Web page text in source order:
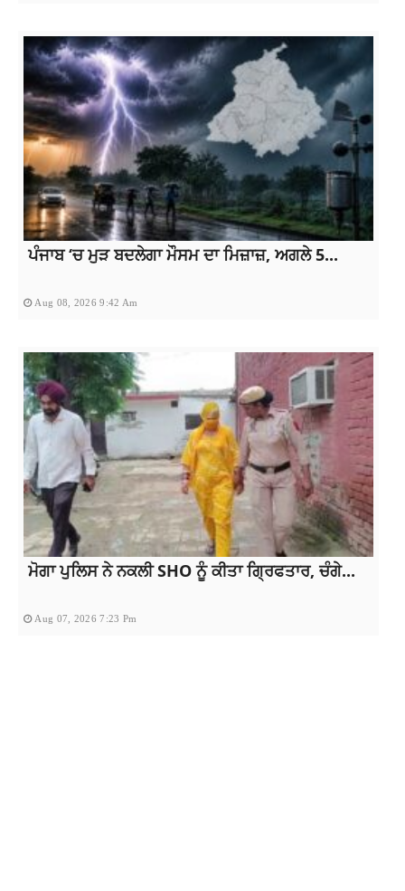
ਪੰਜਾਬ ‘ਚ ਮੁੜ ਬਦਲੇਗਾ ਮੌਸਮ ਦਾ ਮਿਜ਼ਾਜ਼, ਅਗਲੇ 5...
Aug 08, 2026 9:42 Am
ਮੋਗਾ ਪੁਲਿਸ ਨੇ ਨਕਲੀ SHO ਨੂੰ ਕੀਤਾ ਗ੍ਰਿਫਤਾਰ, ਚੰਗੇ...
Aug 07, 2026 7:23 Pm